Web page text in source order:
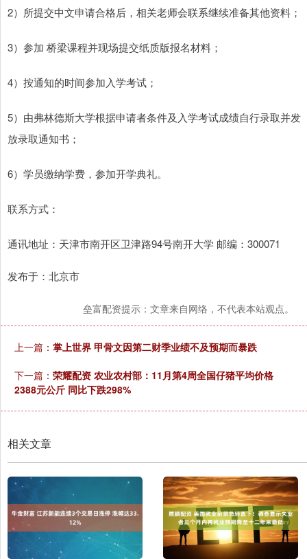
2）所提交中文申请合格后，相关老师会联系继续准备其他资料；
3）参加 桥梁课程并现场提交纸质版报名材料；
4）按通知的时间参加入学考试；
5）由弗林德斯大学根据申请者条件及入学考试成绩自行录取并发
放录取通知书；
6）学员缴纳学费，参加开学典礼。
联系方式：
通讯地址：天津市南开区卫津路94号南开大学 邮编：300071
发布于：北京市
垒富配资提示：文章来自网络，不代表本站观点。
上一篇： 掌上世界 甲骨文因第二财季业绩不及预期而暴跌
下一篇： 荣耀配资 农业农村部：11月第4周全国仔猪平均价格
2388元公斤 同比下跌298%
相关文章